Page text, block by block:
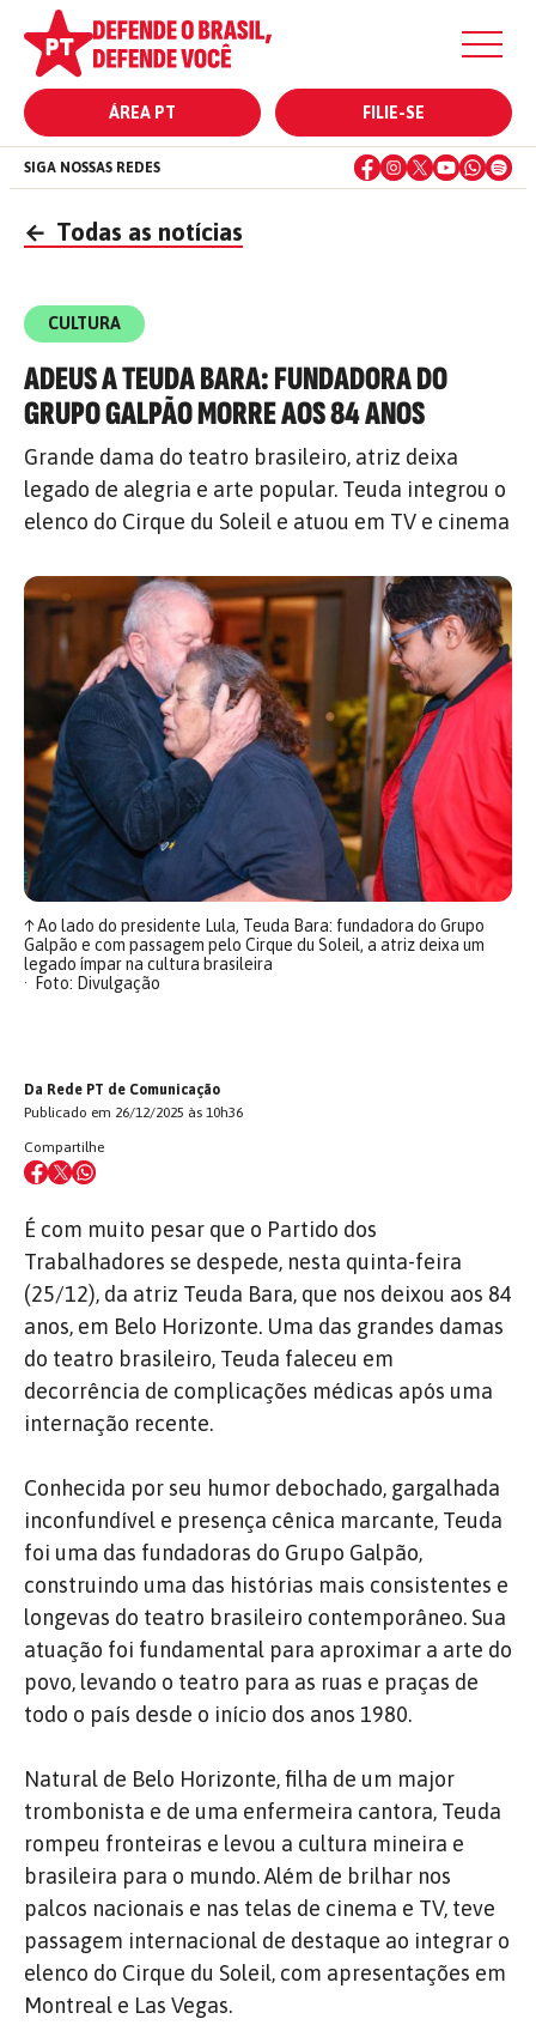
ÁREA PT FILIE-SE
SIGA NOSSAS REDES
← Todas as notícias
CULTURA
ADEUS A TEUDA BARA: FUNDADORA DO
GRUPO GALPÃO MORRE AOS 84 ANOS
Grande dama do teatro brasileiro, atriz deixa
legado de alegria e arte popular. Teuda integrou o
elenco do Cirque du Soleil e atuou em TV e cinema
↑Ao lado do presidente Lula, Teuda Bara: fundadora do Grupo
Galpão e com passagem pelo Cirque du Soleil, a atriz deixa um
legado ímpar na cultura brasileira
Foto: Divulgação
Da Rede PT de Comunicação
Publicado em 26/12/2025 às 10h36
Compartilhe
É com muito pesar que o Partido dos
Trabalhadores se despede, nesta quinta-feira
(25/12), da atriz Teuda Bara, que nos deixou aos 84
anos, em Belo Horizonte. Uma das grandes damas
do teatro brasileiro, Teuda faleceu em
decorrência de complicações médicas após uma
internação recente.
Conhecida por seu humor debochado, gargalhada
inconfundível e presença cênica marcante, Teuda
foi uma das fundadoras do Grupo Galpão,
construindo uma das histórias mais consistentes e
longevas do teatro brasileiro contemporâneo. Sua
atuação foi fundamental para aproximar a arte do
povo, levando o teatro para as ruas e praças de
todo o país desde o início dos anos 1980.
Natural de Belo Horizonte, filha de um major
trombonista e de uma enfermeira cantora, Teuda
rompeu fronteiras e levou a cultura mineira e
brasileira para o mundo. Além de brilhar nos
palcos nacionais e nas telas de cinema e TV, teve
passagem internacional de destaque ao integrar o
elenco do Cirque du Soleil, com apresentações em
Montreal e Las Vegas.